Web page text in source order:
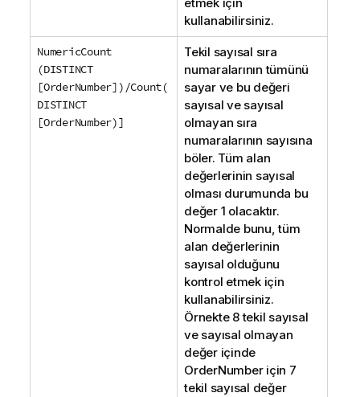
etmek için
kullanabilirsiniz.
NumericCount
(DISTINCT
[OrderNumber])/Count(
DISTINCT
[OrderNumber)]
Tekil sayısal sıra
numaralarının tümünü
sayar ve bu değeri
sayısal ve sayısal
olmayan sıra
numaralarının sayısına
böler. Tüm alan
değerlerinin sayısal
olması durumunda bu
değer 1 olacaktır.
Normalde bunu, tüm
alan değerlerinin
sayısal olduğunu
kontrol etmek için
kullanabilirsiniz.
Örnekte 8 tekil sayısal
ve sayısal olmayan
değer içinde
OrderNumberiçin 7
tekil sayısal değer